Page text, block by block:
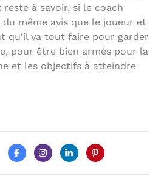
à savoir, si le coach
même avis que le joueur et
qu’il va tout faire pour garder
pour être bien armés pour la
et les objectifs à atteindre